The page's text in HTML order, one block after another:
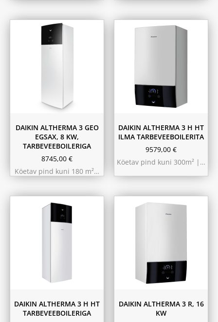
DAIKIN ALTHERMA 3 GEO
EGSAX, 8 KW,
TARBEVEEBOILERIGA
8745,00 €
Köetav pind kuni 180 m²…
10.44 kW 260m²
9.75 kW 220m²
DAIKIN ALTHERMA 3 H HT
ILMA TARBEVEEBOILERITA
9579,00 €
Köetav pind kuni 300m² |…
230L
DAIKIN ALTHERMA 3 H HT
TARBEVEEBOILERIGA
DAIKIN ALTHERMA 3 R, 16
KW